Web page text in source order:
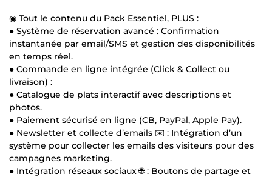
◉ Tout le contenu du Pack Essentiel, PLUS :
● Système de réservation avancé : Confirmation
instantanée par email/SMS et gestion des disponibilités
en temps réel.
● Commande en ligne intégrée (Click & Collect ou
livraison) :
● Catalogue de plats interactif avec descriptions et
photos.
● Paiement sécurisé en ligne (CB, PayPal, Apple Pay).
● Newsletter et collecte d’emails ✉️ : Intégration d’un
système pour collecter les emails des visiteurs pour des
campagnes marketing.
● Intégration réseaux sociaux 🌐 : Boutons de partage et